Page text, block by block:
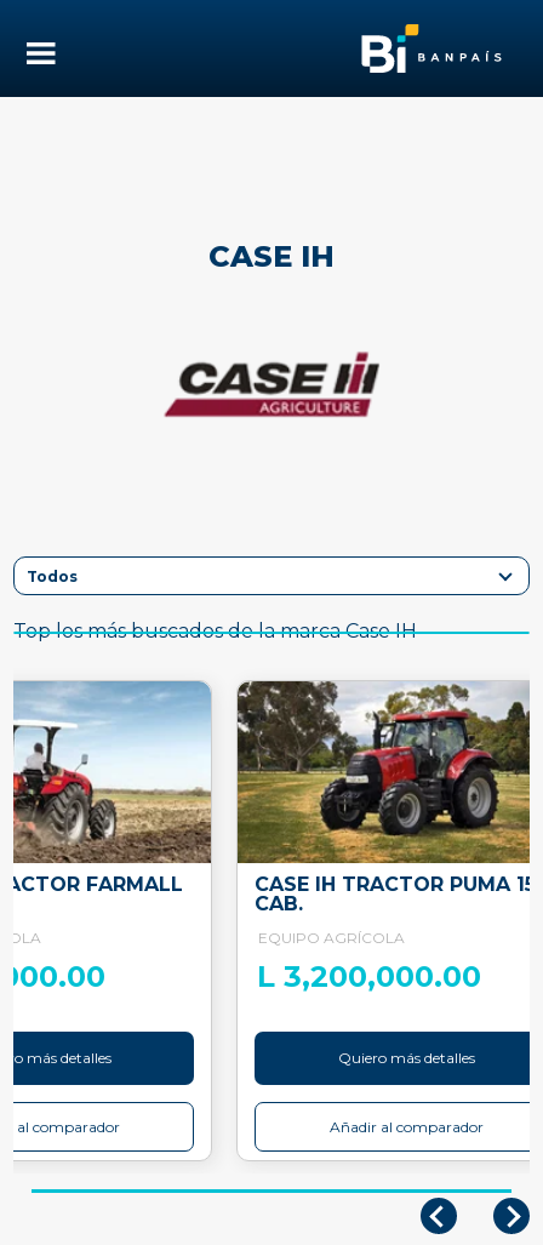
CASE IH
Top los más buscados de la marca Case IH
FARMALL
más detalles
al comparador
CASE IH TRACTOR PUMA
CAB.
EQUIPO AGRÍCOLA
L 3,200,000.00
Quiero más detalles
Añadir al comparador